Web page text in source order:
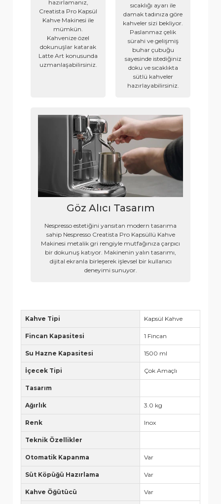
hazırlamanız,
Creatista Pro Kapsül
Kahve Makinesi ile
mümkün.
Kahvenize özel
dokunuşlar katarak
Latte Art konusunda
uzmanlaşabilirsiniz.
sıcaklığı ayarı ile
damak tadınıza göre
kahveler sizi bekliyor.
Paslanmaz çelik
sürahi ve gelişmiş
buhar çubuğu
sayesinde istediğiniz
doku ve sıcaklıkta
sütlü kahveler
hazırlayabilirsiniz.
Göz Alıcı Tasarım
Nespresso estetiğini yansıtan modern tasarıma
sahip Nespresso Creatista Pro Kapsüllü Kahve
Makinesi metalik gri rengiyle mutfağınıza çarpıcı
bir dokunuş katıyor. Makinenin yalın tasarımı,
dijital ekranla birleşerek işlevsel bir kullanıcı
deneyimi sunuyor.
Kahve Tipi Kapsül Kahve
Fincan Kapasitesi 1 Fincan
Su Hazne Kapasitesi 1500 ml
İçecek Tipi Çok Amaçlı
Tasarım
Ağırlık 3.0 kg
Renk Inox
Teknik Özellikler
Otomatik Kapanma Var
Süt Köpüğü Hazırlama Var
Kahve Öğütücü Var